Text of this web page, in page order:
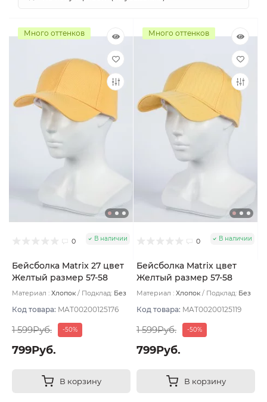
Много оттенков
0 В наличии
Бейсболка Matrix 27 цвет
Желтый размер 57-58
Материал : Хлопок Подклад: Без
Код товара: MAT00200125176
1 599Руб. -50%
799Руб.
В корзину
Много оттенков
0 В наличии
Бейсболка Matrix цвет
Желтый размер 57-58
Материал : Хлопок Подклад: Без
Код товара: MAT00200125119
1 599Руб. -50%
799Руб.
В корзину